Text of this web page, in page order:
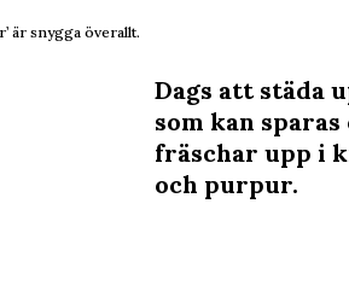
är snygga överallt.
Dags att städa
som kan
fräschar upp i
och purpur.